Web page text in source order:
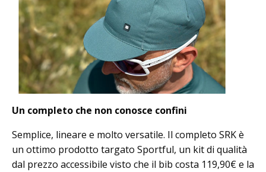
Un completo che non conosce confini
Semplice, lineare e molto versatile. Il completo SRK è
un ottimo prodotto targato Sportful, un kit di qualità
dal prezzo accessibile visto che il bib costa 119,90€ e la